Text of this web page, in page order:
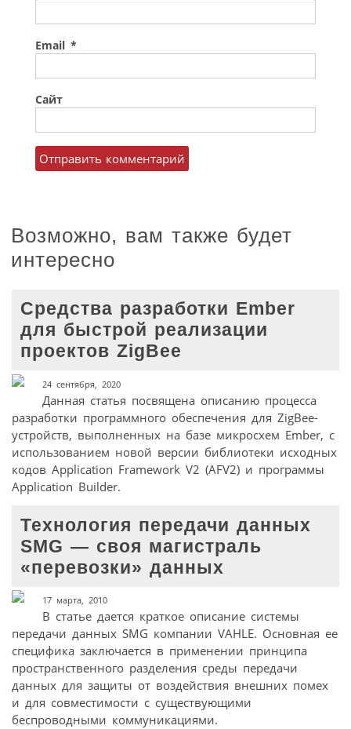
Email *
Сайт
Возможно, вам также будет
интересно
Средства разработки Ember
для быстрой реализации
проектов ZigBee
24 сентября, 2020
Данная статья посвящена описанию процесса
разработки программного обеспечения для ZigBee-
устройств, выполненных на базе микросхем Ember, с
использованием новой версии библиотеки исходных
кодов Application Framework V2 (AFV2) и программы
Application Builder.
Технология передачи данных
SMG — своя магистраль
«перевозки» данных
17 марта, 2010
В статье дается краткое описание системы
передачи данных SMG компании VAHLE. Основная ее
специфика заключается в применении принципа
пространственного разделения среды передачи
данных для защиты от воздействия внешних помех
и для совместимости с существующими
беспроводными коммуникациями.